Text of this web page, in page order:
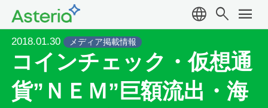
language search menu
2018.01.30 メディア掲載情報
コインチェック・仮想通
貨”ＮＥＭ”巨額流出・海